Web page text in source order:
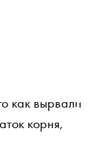
как вырвали
корня,